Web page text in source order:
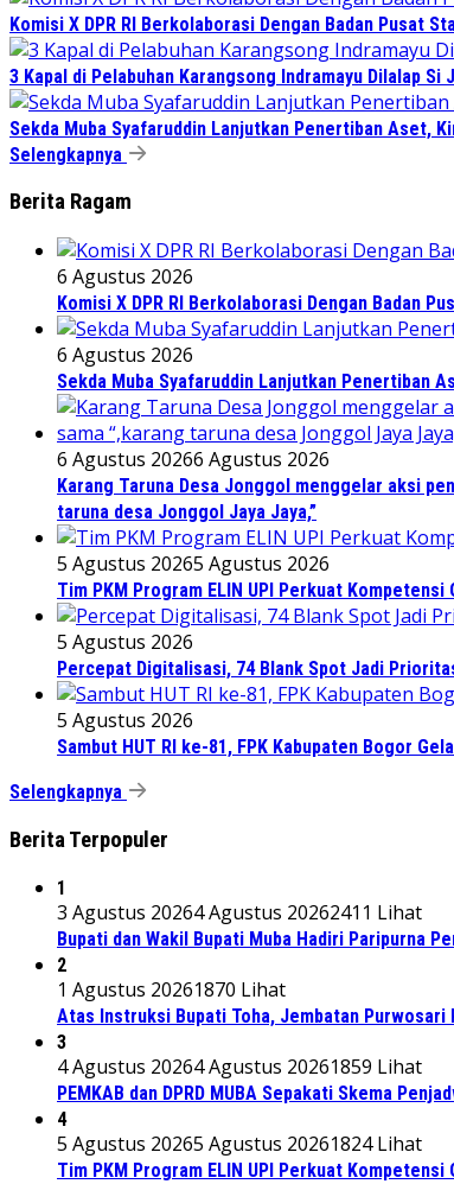
Komisi X DPR RI Berkolaborasi Dengan Badan Pusat
3 Kapal di Pelabuhan Karangsong Indramayu Dilalap
Sekda Muba Syafaruddin Lanjutkan Penertiban Aset,
Selengkapnya
Berita Ragam
6 Agustus 2026
Komisi X DPR RI Berkolaborasi Dengan Badan
6 Agustus 2026
Sekda Muba Syafaruddin Lanjutkan Penertiban
6 Agustus 20266 Agustus 2026
Karang Taruna Desa Jonggol menggelar aksi
taruna desa Jonggol Jaya Jaya,”
5 Agustus 20265 Agustus 2026
Tim PKM Program ELIN UPI Perkuat
5 Agustus 2026
Percepat Digitalisasi, 74 Blank Spot Jadi
5 Agustus 2026
Sambut HUT RI ke-81, FPK Kabupaten Bogor
Selengkapnya
Berita Terpopuler
1
3 Agustus 20264 Agustus 20262411 Lihat
Bupati dan Wakil Bupati Muba Hadiri Paripurna
2
1 Agustus 20261870 Lihat
Atas Instruksi Bupati Toha, Jembatan Purwosari
3
4 Agustus 20264 Agustus 20261859 Lihat
PEMKAB dan DPRD MUBA Sepakati Skema
4
5 Agustus 20265 Agustus 20261824 Lihat
Tim PKM Program ELIN UPI Perkuat